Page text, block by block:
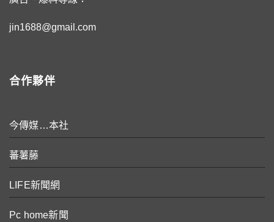
jin1688@gmail.com
合作夥伴
今傳媒…本社
蕃薯藤
LIFE新聞網
Pc home新聞